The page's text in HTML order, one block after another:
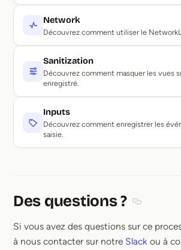
Network
Découvrez comment utiliser le
Sanitization
Découvrez comment masquer les vues
enregistré.
Inputs
Découvrez comment enregistrer les
saisie.
Des questions ?
Si vous avez des questions sur ce
à nous contacter sur notre Slack ou à